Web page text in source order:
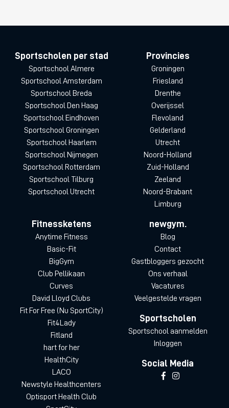
Sportscholen per stad
Sportschool Almere
Sportschool Amsterdam
Sportschool Breda
Sportschool Den Haag
Sportschool Eindhoven
Sportschool Groningen
Sportschool Haarlem
Sportschool Nijmegen
Sportschool Rotterdam
Sportschool Tilburg
Sportschool Utrecht
Provincies
Groningen
Friesland
Drenthe
Overijssel
Flevoland
Gelderland
Utrecht
Noord-Holland
Zuid-Holland
Zeeland
Noord-Brabant
Limburg
Fitnessketens
Anytime Fitness
Basic-Fit
BigGym
Club Pellikaan
Curves
David Lloyd Clubs
Fit For Free (Nu SportCity)
Fit4Lady
Fitland
hart for her
HealthCity
LACO
Newstyle Healthcenters
Optisport Health Club
newgym.
Blog
Contact
Gastbloggers gezocht
Ons verhaal
Vacatures
Veelgestelde vragen
Sportscholen
Sportschool aanmelden
Inloggen
Social Media